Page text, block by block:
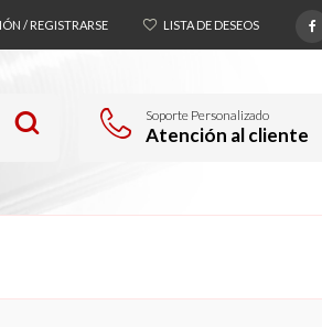
/ REGISTRARSE LISTA DE DESEOS
Soporte Personalizado
Atención al cliente